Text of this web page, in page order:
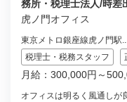
務所・税理士法人/時差
虎ノ門オフィス
東京メトロ銀座線虎ノ門駅
税理士・税務スタッフ
月給：300,000円～
オフィスは明るく風通しが